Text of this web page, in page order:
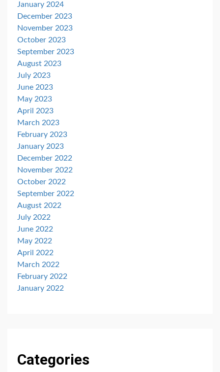
January 2024
December 2023
November 2023
October 2023
September 2023
August 2023
July 2023
June 2023
May 2023
April 2023
March 2023
February 2023
January 2023
December 2022
November 2022
October 2022
September 2022
August 2022
July 2022
June 2022
May 2022
April 2022
March 2022
February 2022
January 2022
Categories